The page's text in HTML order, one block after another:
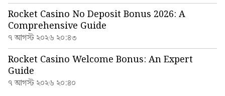
Rocket Casino No Deposit Bonus 2026: A
Comprehensive Guide
৭ আগস্ট ২০২৬ ২০:৪৩
Rocket Casino Welcome Bonus: An Expert
Guide
৭ আগস্ট ২০২৬ ২০:৪০